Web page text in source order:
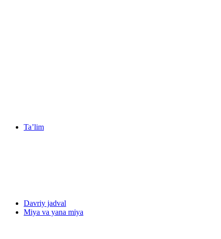
Ta’lim
Davriy jadval
Miya va yana miya